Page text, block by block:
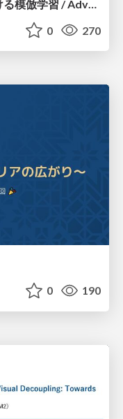
0 270
0 190